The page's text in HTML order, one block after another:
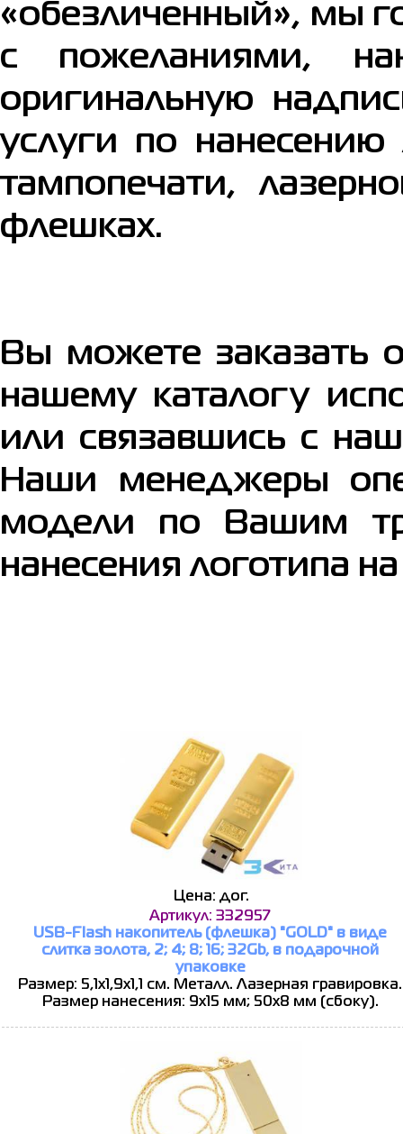
«обезличенный», мы
с пожеланиями,
оригинальную
услуги по
тампопечати,
флешках.
Вы можете заказать
нашему каталогу
или связавшись с
Наши менеджеры
модели по Вашим
нанесения логотипа
Цена: дог.
Артикул: 332957
USB-Flash накопитель (флешка) "GOLD" в виде
слитка золота, 2; 4; 8; 16; 32Gb, в подарочной
упаковке
Размер: 5,1х1,9х1,1 см. Металл. Лазерная гравировка.
Размер нанесения: 9х15 мм; 50х8 мм (сбоку).